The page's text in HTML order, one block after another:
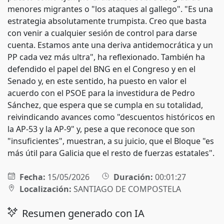
menores migrantes o "los ataques al gallego". "Es una
estrategia absolutamente trumpista. Creo que basta
con venir a cualquier sesión de control para darse
cuenta. Estamos ante una deriva antidemocrática y un
PP cada vez más ultra", ha reflexionado. También ha
defendido el papel del BNG en el Congreso y en el
Senado y, en este sentido, ha puesto en valor el
acuerdo con el PSOE para la investidura de Pedro
Sánchez, que espera que se cumpla en su totalidad,
reivindicando avances como "descuentos históricos en
la AP-53 y la AP-9" y, pese a que reconoce que son
"insuficientes", muestran, a su juicio, que el Bloque "es
más útil para Galicia que el resto de fuerzas estatales".
Fecha: 15/05/2026 Duración: 00:01:27
Localización: SANTIAGO DE COMPOSTELA
Resumen generado con IA